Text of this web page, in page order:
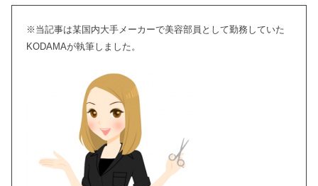
※当記事は某国内大手メーカーで美容部員として勤務していた
KODAMAが執筆しました。